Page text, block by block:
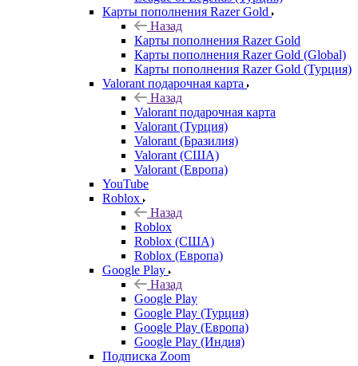
Карты пополнения Razer Gold
Назад
Карты пополнения Razer Gold
Карты пополнения Razer Gold (Global)
Карты пополнения Razer Gold (Турция)
Valorant подарочная карта
Назад
Valorant подарочная карта
Valorant (Турция)
Valorant (Бразилия)
Valorant (США)
Valorant (Европа)
YouTube
Roblox
Назад
Roblox
Roblox (США)
Roblox (Европа)
Google Play
Назад
Google Play
Google Play (Турция)
Google Play (Европа)
Google Play (Индия)
Подписка Zoom